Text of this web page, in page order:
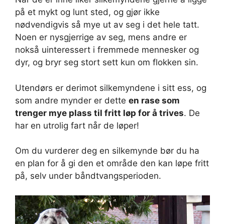
på et mykt og lunt sted, og gjør ikke
nødvendigvis så mye ut av seg i det hele tatt.
Noen er nysgjerrige av seg, mens andre er
nokså uinteressert i fremmede mennesker og
dyr, og bryr seg stort sett kun om flokken sin.
Utendørs er derimot silkemyndene i sitt ess, og
som andre mynder er dette en rase som
trenger mye plass til fritt løp for å trives. De
har en utrolig fart når de løper!
Om du vurderer deg en silkemynde bør du ha
en plan for å gi den et område den kan løpe fritt
på, selv under båndtvangsperioden.